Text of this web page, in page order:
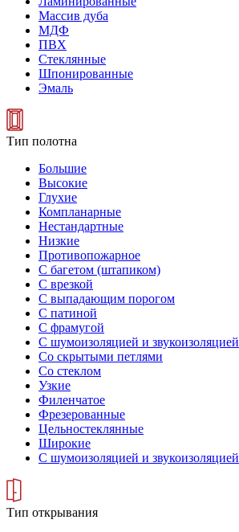
Массив дуба
МДФ
ПВХ
Стеклянные
Шпонированные
Эмаль
Тип полотна
Большие
Высокие
Глухие
Компланарные
Нестандартные
Низкие
Противопожарное
С багетом (штапиком)
С врезкой
С выпадающим порогом
С патиной
С фрамугой
С шумоизоляцией и звукоизоляцией
Со скрытыми петлями
Со стеклом
Узкие
Филенчатое
Фрезерованные
Цельностеклянные
Широкие
С шумоизоляцией и звукоизоляцией
Тип открывания